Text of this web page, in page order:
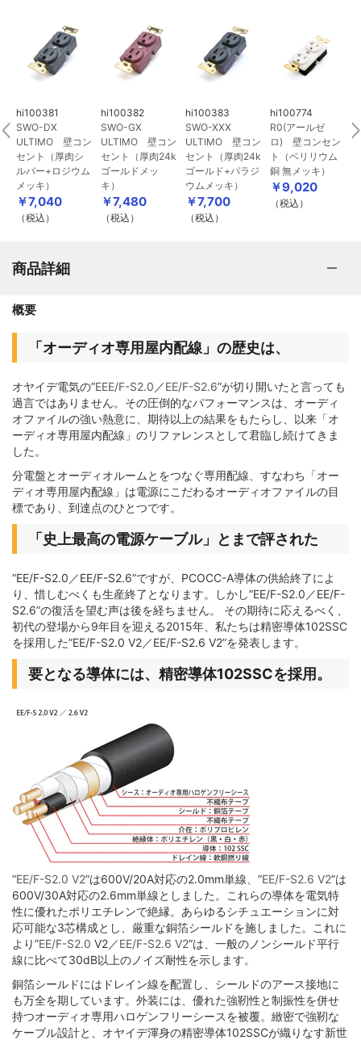
)
hi100381
SWO-DX
ULTIMO 壁コン
セント（厚肉シ
ルバー+ロジウム
メッキ）
￥7,040
（税込）
hi100382
SWO-GX
ULTIMO 壁コン
セント（厚肉24k
ゴールドメッ
キ）
￥7,480
（税込）
hi100383
SWO-XXX
ULTIMO 壁コン
セント（厚肉24k
ゴールド+パラジ
ウムメッキ）
￥7,700
（税込）
hi100774
R0(アールゼ
ロ) 壁コンセン
ト（ベリリウム
銅 無メッキ）
￥9,020
（税込）
商品詳細
概要
「オーディオ専用屋内配線」の歴史は、
オヤイデ電気の”EEE/F-S2.0 ／EE/F-S2.6”が切り開いたと言っても
過言ではありません。その圧倒的なパフォーマンスは、オーディ
オファイルの強い熱意に、期待以上の結果をもたらし、以来「オ
ーディオ専用屋内配線」のリファレンスとして君臨し続けてきま
した。
分電盤とオーディオルームとをつなぐ専用配線、すなわち「オー
ディオ専用屋内配線」は電源にこだわるオーディオファイルの目
標であり、到達点のひとつです。
「史上最高の電源ケーブル」とまで評された
”EE/F-S2.0／EE/F-S2.6”ですが、PCOCC-A導体の供給終了によ
り、惜しむべくも生産終了となります。しかし”EE/F-S2.0／EE/F-
S2.6”の復活を望む声は後を経ちません。 その期待に応えるべく、
初代の登場から9年目を迎える2015年、私たちは精密導体102SSC
を採用した”EE/F-S2.0 V2／EE/F-S2.6 V2”を発表します。
要となる導体には、精密導体102SSCを採用。
”EE/F-S2.0 V2”は600V/20A対応の2.0mm単線、”EE/F-S2.6 V2”は
600V/30A対応の2.6mm単線としました。これらの導体を電気特
性に優れたポリエチレンで絶縁。あらゆるシチュエーションに対
応可能な3芯構成とし、厳重な銅箔シールドを施しました。これに
より”EE/F-S2.0 V2／EE/F-S2.6 V2”は、一般のノンシールド平行
線に比べて30dB以上のノイズ耐性を示します。
銅箔シールドにはドレイン線を配置し、シールドのアース接地に
も万全を期しています。外装には、優れた強靭性と制振性を併せ
持つオーディオ専用ハロゲンフリーシースを被覆。緻密で強靭な
ケーブル設計と、オヤイデ渾身の精密導体102SSCが織りなす新世